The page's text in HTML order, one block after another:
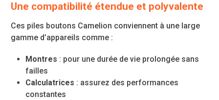
Une compatibilité étendue et polyvalente
Ces piles boutons Camelion conviennent à une large
gamme d’appareils comme :
Montres : pour une durée de vie prolongée sans
failles
Calculatrices : assurez des performances
constantes